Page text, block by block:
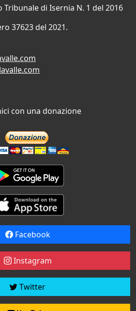
Tribunale di Isernia N. 1 del 2016
37623 del 2021.
con una donazione
Facebook
Instagram
Twitter